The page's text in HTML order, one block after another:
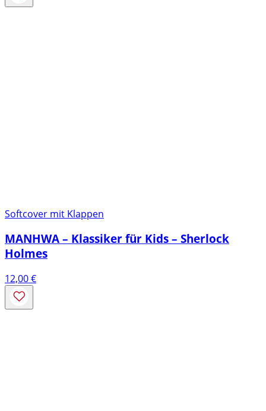
Softcover mit Klappen
MANHWA – Klassiker für Kids – Sherlock
Holmes
12,00€